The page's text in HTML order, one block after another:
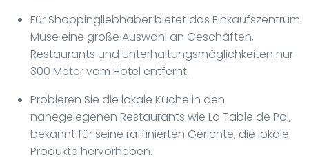
Für Shoppingliebhaber bietet das Einkaufszentrum
Muse eine große Auswahl an Geschäften,
Restaurants und Unterhaltungsmöglichkeiten nur
300 Meter vom Hotel entfernt.
Probieren Sie die lokale Küche in den
nahegelegenen Restaurants wie La Table de Pol,
bekannt für seine raffinierten Gerichte, die lokale
Produkte hervorheben.